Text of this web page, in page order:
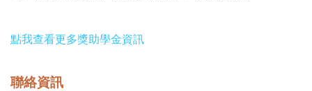
點我查看更多獎助學金資訊
聯絡資訊